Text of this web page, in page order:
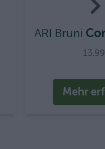
ARI Bruni
Mehr